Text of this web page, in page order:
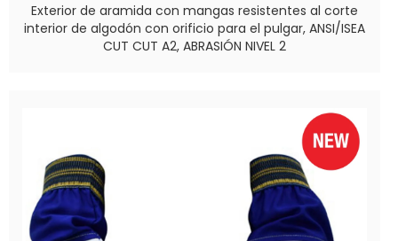
Exterior de aramida con mangas resistentes al corte
interior de algodón con orificio para el pulgar, ANSI/ISEA
CUT CUT A2, ABRASIÓN NIVEL 2